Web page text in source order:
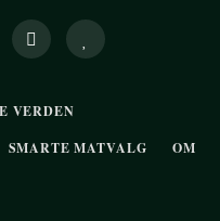
VERDEN
SMARTE MATVALG OM